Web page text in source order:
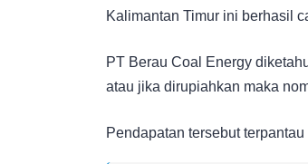
Kalimantan Timur ini berhasil
PT Berau Coal Energy
atau jika dirupiahkan maka
Pendapatan tersebut